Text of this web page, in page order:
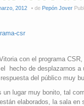
2012 de Pepón Jover
con el programa
hecho de desplazarnos
del público muy
un lugar muy bonito, tal
elaborados, la sala en